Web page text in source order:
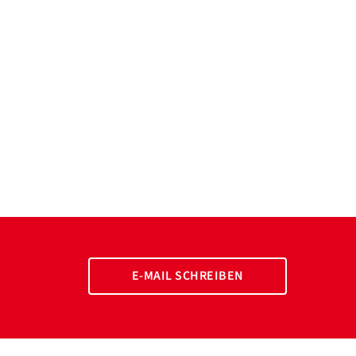
E-MAIL SCHREIBEN